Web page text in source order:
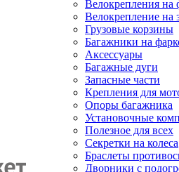
Велокрепления на
Велокрепление на
Грузовые корзины
Багажники на
Аксессуары
Багажные дуги
Запасные части
Крепления для
Опоры багажника
Установочные
Полезное для всех
Секретки на колеса
Браслеты
Дворники с